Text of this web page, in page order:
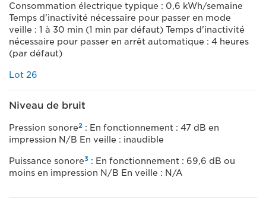
Consommation électrique typique : 0,6 kWh/semaine
Temps d'inactivité nécessaire pour passer en mode
veille : 1 à 30 min (1 min par défaut) Temps d'inactivité
nécessaire pour passer en arrêt automatique : 4 heures
(par défaut)
Lot 26
Niveau de bruit
Pression sonore2 : En fonctionnement : 47 dB en
impression N/B En veille : inaudible
Puissance sonore3 : En fonctionnement : 69,6 dB ou
moins en impression N/B En veille : N/A